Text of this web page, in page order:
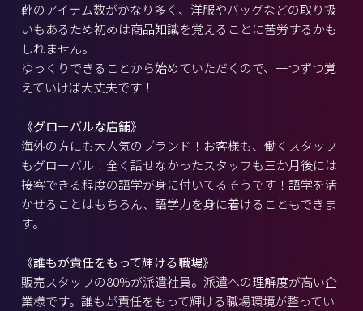
靴のアイテム数がかなり多く、洋服やバッグなどの取り扱
いもあるため初めは商品知識を覚えることに苦労するかも
しれません。
ゆっくりできることから始めていただくので、一つずつ覚
えていけば大丈夫です！
《グローバルな店舗》
海外の方にも大人気のブランド！お客様も、働くスタッフ
もグローバル！全く話せなかったスタッフも三か月後には
接客できる程度の語学が身に付いてるそうです！語学を活
かせることはもちろん、語学力を身に着けることもできま
す。
《誰もが責任をもって輝ける職場》
販売スタッフの80%が派遣社員。派遣への理解度が高い企
業様です。誰もが責任をもって輝ける職場環境が整ってい